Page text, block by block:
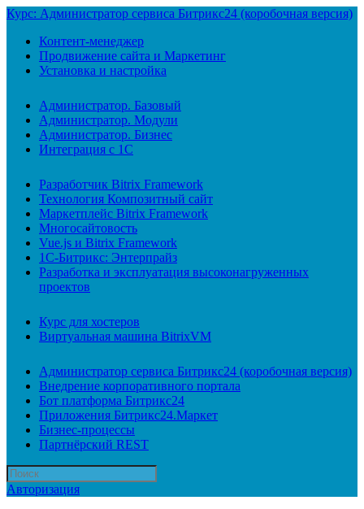
Курс: Администратор сервиса Битрикс24 (коробочная версия)
Контент-менеджер
Продвижение сайта и Маркетинг
Установка и настройка
Администратор. Базовый
Администратор. Модули
Администратор. Бизнес
Интеграция с 1С
Разработчик Bitrix Framework
Технология Композитный сайт
Маркетплейс Bitrix Framework
Многосайтовость
Vue.js и Bitrix Framework
1С-Битрикс: Энтерпрайз
Разработка и эксплуатация высоконагруженных
проектов
Курс для хостеров
Виртуальная машина BitrixVM
Администратор сервиса Битрикс24 (коробочная версия)
Внедрение корпоративного портала
Бот платформа Битрикс24
Приложения Битрикс24.Маркет
Бизнес-процессы
Партнёрский REST
Авторизация